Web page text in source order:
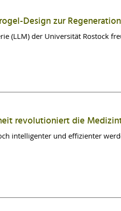
Design zur
(LLM) der Universität Rostock
revolutioniert die
intelligenter und effizienter